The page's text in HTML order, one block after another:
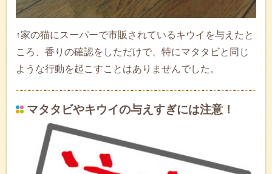
↑家の猫にスーパーで市販されているキウイを与えたと
ころ、香りの確認をしただけで、特にマタタビと同じ
ような行動を起こすことはありませんでした。
マタタビやキウイの与えすぎには注意！